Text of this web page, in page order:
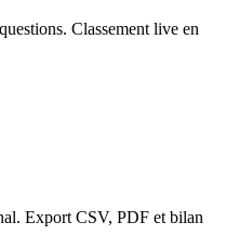
Classement live en
Export CSV, PDF et bilan